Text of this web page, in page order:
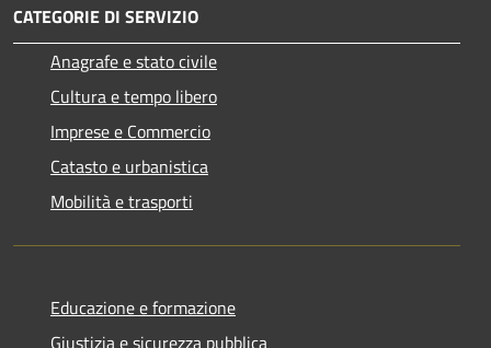
CATEGORIE DI SERVIZIO
Anagrafe e stato civile
Cultura e tempo libero
Imprese e Commercio
Catasto e urbanistica
Mobilità e trasporti
Educazione e formazione
Giustizia e sicurezza pubblica